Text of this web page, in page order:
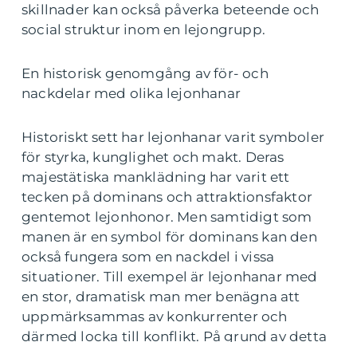
skillnader kan också påverka beteende och
social struktur inom en lejongrupp.
En historisk genomgång av för- och
nackdelar med olika lejonhanar
Historiskt sett har lejonhanar varit symboler
för styrka, kunglighet och makt. Deras
majestätiska manklädning har varit ett
tecken på dominans och attraktionsfaktor
gentemot lejonhonor. Men samtidigt som
manen är en symbol för dominans kan den
också fungera som en nackdel i vissa
situationer. Till exempel är lejonhanar med
en stor, dramatisk man mer benägna att
uppmärksammas av konkurrenter och
därmed locka till konflikt. På grund av detta